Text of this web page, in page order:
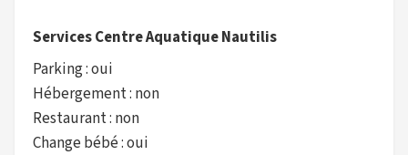
Services Centre Aquatique Nautilis
Parking : oui
Hébergement : non
Restaurant : non
Change bébé : oui